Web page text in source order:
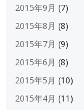
2015年9月 (7)
2015年8月 (8)
2015年7月 (9)
2015年6月 (8)
2015年5月 (10)
2015年4月 (11)